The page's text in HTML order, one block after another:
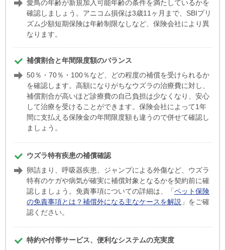
愛鳥の年齢が新規加入可能年齢の条件を満たしているかを
確認しましょう。アニコム損保は3歳11ヶ月まで、SBIプリ
ズム少額短期保険は年齢制限なしなど、保険会社により異
なります。
補償割合と年間限度額のバランス
50％・70％・100％など、どの程度の補償を受けられるか
を確認します。高額になりがちなウズラの治療費に対し、
補償割合が高いほど診療費の自己負担は少なくなり、安心
して治療を受けることができます。保険会社によって1年
間に支払える保険金の年間限度額も違うので併せて確認し
ましょう。
ウズラ特有疾患の補償確認
卵詰まり、呼吸器疾患、ジャンプによる外傷など、ウズラ
特有のケガや病気が確実に補償対象となるかを契約前に確
認しましょう。免責事項についての詳細は、「 ペット保険
の免責事項とは？補償外になる主なケースを解説 」をご確
認ください。
特約や付帯サービス、便利なシステムの充実度